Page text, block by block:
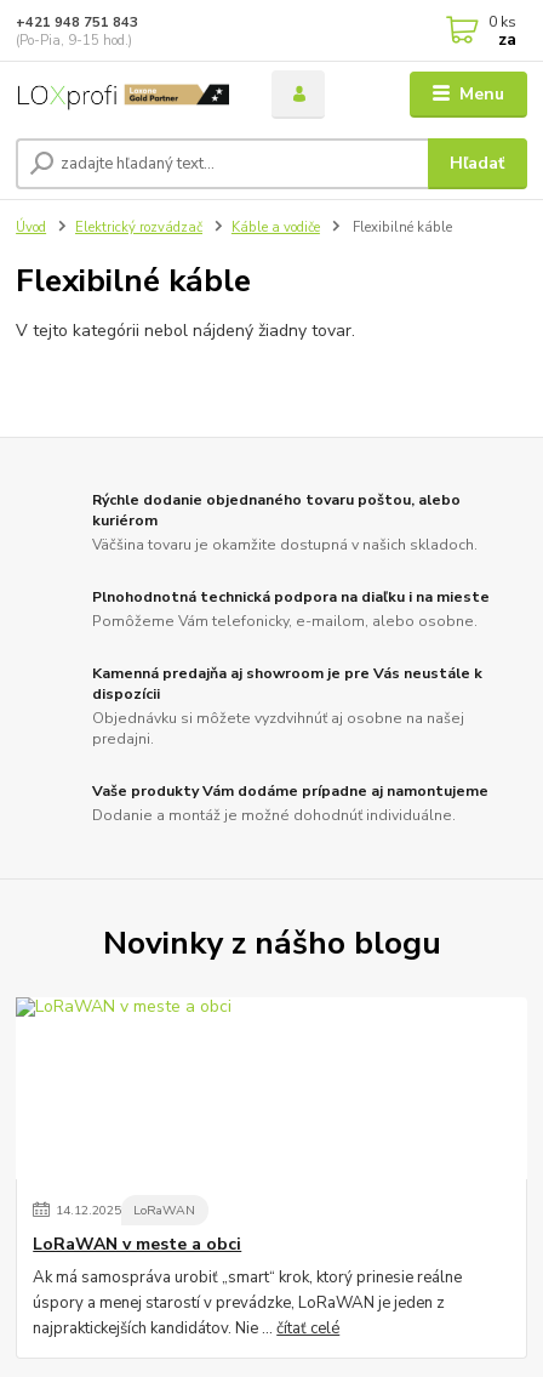
Menu
Hľadať
+421 948 751 843
(Po-Pia, 9-15 hod.)
0 ks
za
Úvod Elektrický rozvádzač Káble a vodiče Flexibilné káble
Flexibilné káble
V tejto kategórii nebol nájdený žiadny tovar.
Rýchle dodanie objednaného tovaru poštou, alebo
kuriérom
Väčšina tovaru je okamžite dostupná v našich skladoch.
Plnohodnotná technická podpora na diaľku i na mieste
Pomôžeme Vám telefonicky, e-mailom, alebo osobne.
Kamenná predajňa aj showroom je pre Vás neustále k
dispozícii
Objednávku si môžete vyzdvihnúť aj osobne na našej
predajni.
Vaše produkty Vám dodáme prípadne aj namontujeme
Dodanie a montáž je možné dohodnúť individuálne.
Novinky z nášho blogu
14.12.2025 LoRaWAN
LoRaWAN v meste a obci
Ak má samospráva urobiť „smart“ krok, ktorý prinesie reálne
úspory a menej starostí v prevádzke, LoRaWAN je jeden z
najpraktickejších kandidátov. Nie ...čítať celé